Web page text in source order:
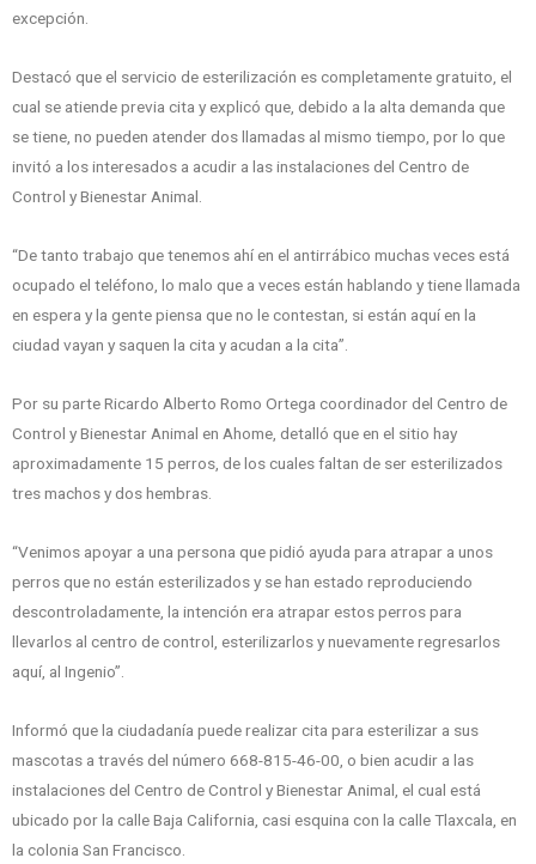
excepción.
Destacó que el servicio de esterilización es completamente gratuito, el
cual se atiende previa cita y explicó que, debido a la alta demanda que
se tiene, no pueden atender dos llamadas al mismo tiempo, por lo que
invitó a los interesados a acudir a las instalaciones del Centro de
Control y Bienestar Animal.
“De tanto trabajo que tenemos ahí en el antirrábico muchas veces está
ocupado el teléfono, lo malo que a veces están hablando y tiene llamada
en espera y la gente piensa que no le contestan, si están aquí en la
ciudad vayan y saquen la cita y acudan a la cita”.
Por su parte Ricardo Alberto Romo Ortega coordinador del Centro de
Control y Bienestar Animal en Ahome, detalló que en el sitio hay
aproximadamente 15 perros, de los cuales faltan de ser esterilizados
tres machos y dos hembras.
“Venimos apoyar a una persona que pidió ayuda para atrapar a unos
perros que no están esterilizados y se han estado reproduciendo
descontroladamente, la intención era atrapar estos perros para
llevarlos al centro de control, esterilizarlos y nuevamente regresarlos
aquí, al Ingenio”.
Informó que la ciudadanía puede realizar cita para esterilizar a sus
mascotas a través del número 668-815-46-00, o bien acudir a las
instalaciones del Centro de Control y Bienestar Animal, el cual está
ubicado por la calle Baja California, casi esquina con la calle Tlaxcala, en
la colonia San Francisco.